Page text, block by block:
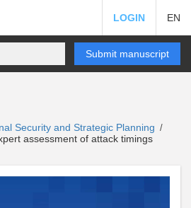
LOGIN EN
Submit manuscript
Security and Strategic Planning /
assessment of attack timings